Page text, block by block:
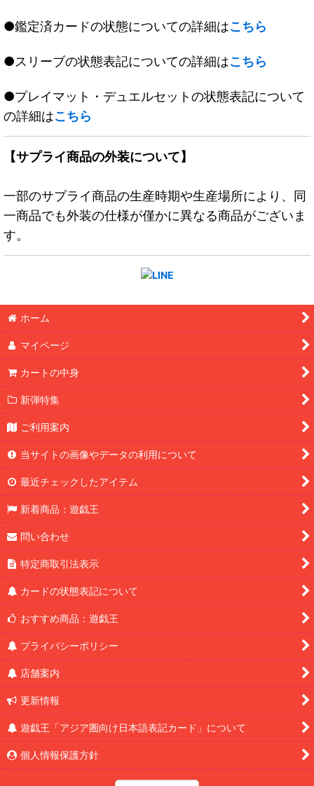
●鑑定済カードの状態についての詳細はこちら
●スリーブの状態表記についての詳細はこちら
●プレイマット・デュエルセットの状態表記について
の詳細はこちら
【サプライ商品の外装について】
一部のサプライ商品の生産時期や生産場所により、同
一商品でも外装の仕様が僅かに異なる商品がございま
す。
ホーム
マイページ
カートの中身
新弾特集
ご利用案内
当サイトの画像やデータの利用について
最近チェックしたアイテム
新着商品：遊戯王
問い合わせ
特定商取引法表示
カードの状態表記について
おすすめ商品：遊戯王
プライバシーポリシー
店舗案内
更新情報
遊戯王「アジア圏向け日本語表記カード」について
個人情報保護方針